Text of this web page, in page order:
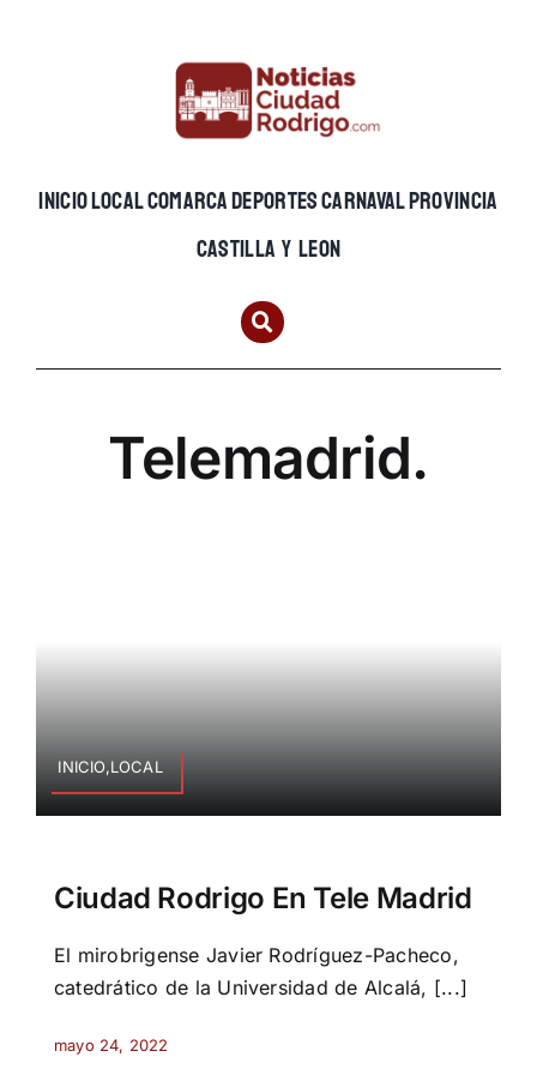
INICIOLOCALCOMARCADEPORTESCARNAVALPROVINCIA
CASTILLA Y LEON
Telemadrid.
INICIO,LOCAL
Ciudad Rodrigo En Tele Madrid
El mirobrigense Javier Rodríguez-Pacheco,
catedrático de la Universidad de Alcalá, [...]
mayo 24, 2022